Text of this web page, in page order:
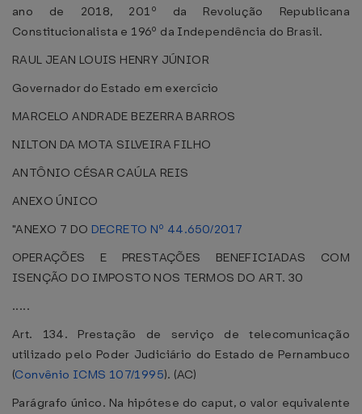
ano de 2018, 201º da Revolução Republicana
Constitucionalista e 196º da Independência do Brasil.
RAUL JEAN LOUIS HENRY JÚNIOR
Governador do Estado em exercício
MARCELO ANDRADE BEZERRA BARROS
NILTON DA MOTA SILVEIRA FILHO
ANTÔNIO CÉSAR CAÚLA REIS
ANEXO ÚNICO
"ANEXO 7 DO DECRETO Nº 44.650/2017
OPERAÇÕES E PRESTAÇÕES BENEFICIADAS COM
ISENÇÃO DO IMPOSTO NOS TERMOS DO ART. 30
.....
Art. 134. Prestação de serviço de telecomunicação
utilizado pelo Poder Judiciário do Estado de Pernambuco
(Convênio ICMS 107/1995). (AC)
Parágrafo único. Na hipótese do caput, o valor equivalente